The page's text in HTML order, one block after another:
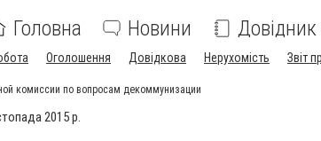
Головна Новини Довідник
Оголошення Довідкова Нерухомість Звіт
комиссии по вопросам декоммунизации
2015 р.